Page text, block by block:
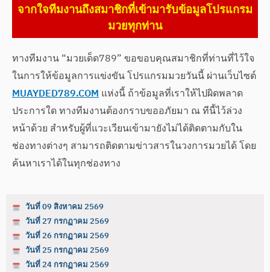
จากใจทีมงานถึงสมาชิกที่เข้ามารับข้อมูลโปรแกรม
มวยทุกท่าน
ทางทีมงาน “มวยเด็ด789” ขอขอบคุณสมาชิกที่ท่านที่ไว้ใจ
ในการให้ข้อมูลการแข่งขัน โปรแกรมมวยวันนี้ ผ่านเว็บไซต์
MUAYDED789.COMแห่งนี้ ถ้าข้อมูลที่เราให้ไปผิดพลาด
ประการใด ทางทีมงานต้องกราบขออภัยมา ณ ทีนี้ไว้ล่วง
หน้าด้วย สำหรับผู้ที่แวะเวียนเข้ามายังไม่ได้ติดตามกับใน
ช่องทางต่างๆ สามารถติดตามข่าวสารในวงการมวยได้ โดย
ค้นหาเราได้ในทุกช่องทาง
วันที่ 09 สิงหาคม 2569
วันที่ 27 กรกฏาคม 2569
วันที่ 26 กรกฏาคม 2569
วันที่ 25 กรกฏาคม 2569
วันที่ 24 กรกฏาคม 2569